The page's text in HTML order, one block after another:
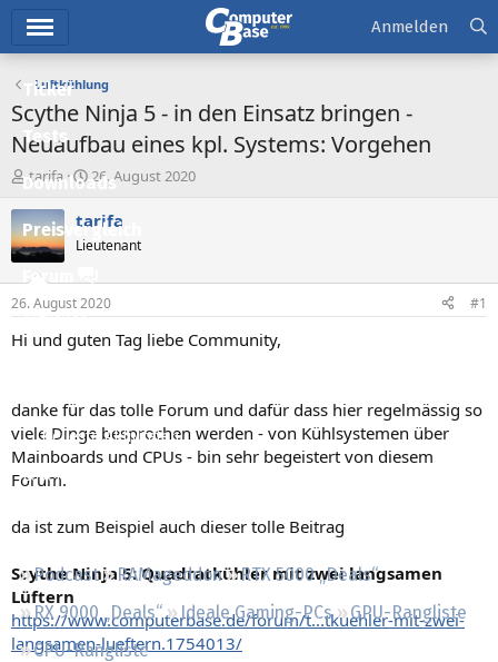
Ticker
Tests
Downloads
Preisvergleich
Forum
Aktuelles
Neueste Aktivitäten
Leserartikel
Podcast RAMageddon
RTX 5000 „Deals“
RX 9000 „Deals“
Ideale Gaming-PCs
GPU-Rangliste
CPU-Rangliste
Anmelden
Luftkühlung
Scythe Ninja 5 - in den Einsatz bringen -
Neuaufbau eines kpl. Systems: Vorgehen
E
r
s
t
e
e
tarifa
E
r
s
e
l
t
a
26. August 2020
tarifa
Lieutenant
26. August 2020 #1
Hi und guten Tag liebe Community,
danke für das tolle Forum und dafür dass hier regelmässig so
viele Dinge besprochen werden - von Kühlsystemen über
Mainboards und CPUs - bin sehr begeistert von diesem
Forum.
da ist zum Beispiel auch dieser tolle Beitrag
Scythe Ninja 5: Quadratkühler mit zwei langsamen
Lüftern
https://www.computerbase.de/forum/t...tkuehler-mit-zwei-
langsamen-lueftern.1754013/